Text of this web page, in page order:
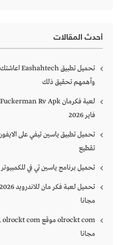
أحدث المقالات
وأهمهم تحقيق ذلك
فاير 2026
تقطيع
تحميل برنامج ياسين تي في للكمبيوتر
مجانا
مجانا